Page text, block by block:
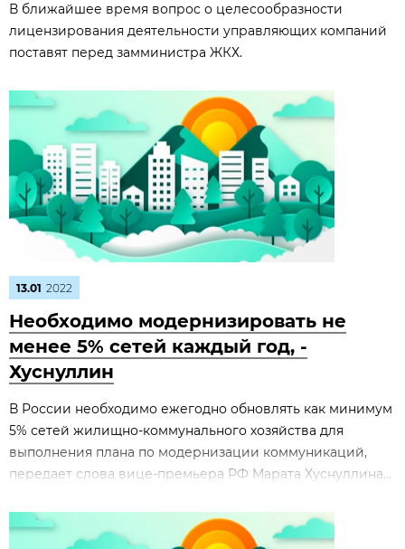
В ближайшее время вопрос о целесообразности
лицензирования деятельности управляющих компаний
поставят перед замминистра ЖКХ.
13.01 2022
Необходимо модернизировать не
менее 5% сетей каждый год, -
Хуснуллин
В России необходимо ежегодно обновлять как минимум
5% сетей жилищно-коммунального хозяйства для
выполнения плана по модернизации коммуникаций,
передает слова вице-премьера РФ Марата Хуснуллина...